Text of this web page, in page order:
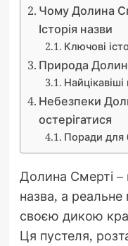
Чому Долина
Історія назви
Ключові
Природа
Небезпеки
остерігатися
Поради для
Долина Смерті
назва, а
своєю дикою
Ця пустеля,